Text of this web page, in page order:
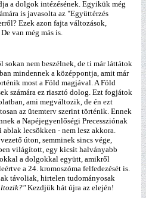
a dolgok intézésének. Egyikük még
is javasolta az "Együttérzés
Ezek azon fajta változások,
van még más is.
nem beszélnek, de ti már láttátok
mindennek a középpontja, amit már
most a Föld magjával. A Föld
számára ez riasztó dolog. Ezt fogjátok
ami megváltozik, de én ezt
az ütemterv szerint történik. Ennek
a Napéjegyenlőségi Precessziónak
ablak lecsökken - nem lesz akkora.
úton, semminek sincs vége,
világított, egy kicsit halványabb
a dolgokkal együtt, amikről
a 24. kromoszóma felfedezését is.
távoliak, hirtelen tudományosak
Kezdjük hát újra az elején!